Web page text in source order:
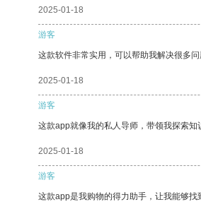
2025-01-18
游客
这款软件非常实用，可以帮助我解决很多问
2025-01-18
游客
这款app就像我的私人导师，带领我探索知
2025-01-18
游客
这款app是我购物的得力助手，让我能够找